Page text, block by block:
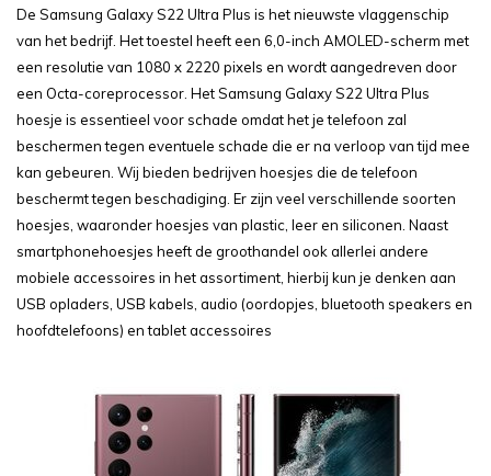
De Samsung Galaxy S22 Ultra Plus is het nieuwste vlaggenschip
van het bedrijf. Het toestel heeft een 6,0-inch AMOLED-scherm met
een resolutie van 1080 x 2220 pixels en wordt aangedreven door
een Octa-coreprocessor. Het Samsung Galaxy S22 Ultra Plus
hoesje is essentieel voor schade omdat het je telefoon zal
beschermen tegen eventuele schade die er na verloop van tijd mee
kan gebeuren. Wij bieden bedrijven hoesjes die de telefoon
beschermt tegen beschadiging. Er zijn veel verschillende soorten
hoesjes, waaronder hoesjes van plastic, leer en siliconen. Naast
smartphonehoesjes heeft de groothandel ook allerlei andere
mobiele accessoires in het assortiment, hierbij kun je denken aan
USB opladers, USB kabels, audio (oordopjes, bluetooth speakers en
hoofdtelefoons) en tablet accessoires